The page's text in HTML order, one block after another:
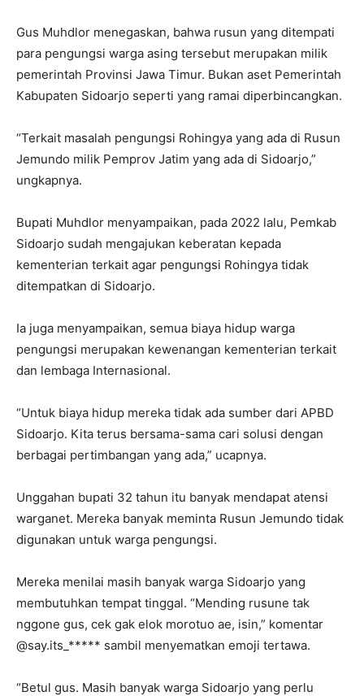
Gus Muhdlor menegaskan, bahwa rusun yang ditempati
para pengungsi warga asing tersebut merupakan milik
pemerintah Provinsi Jawa Timur. Bukan aset Pemerintah
Kabupaten Sidoarjo seperti yang ramai diperbincangkan.
“Terkait masalah pengungsi Rohingya yang ada di Rusun
Jemundo milik Pemprov Jatim yang ada di Sidoarjo,”
ungkapnya.
Bupati Muhdlor menyampaikan, pada 2022 lalu, Pemkab
Sidoarjo sudah mengajukan keberatan kepada
kementerian terkait agar pengungsi Rohingya tidak
ditempatkan di Sidoarjo.
Ia juga menyampaikan, semua biaya hidup warga
pengungsi merupakan kewenangan kementerian terkait
dan lembaga Internasional.
“Untuk biaya hidup mereka tidak ada sumber dari APBD
Sidoarjo. Kita terus bersama-sama cari solusi dengan
berbagai pertimbangan yang ada,” ucapnya.
Unggahan bupati 32 tahun itu banyak mendapat atensi
warganet. Mereka banyak meminta Rusun Jemundo tidak
digunakan untuk warga pengungsi.
Mereka menilai masih banyak warga Sidoarjo yang
membutuhkan tempat tinggal. “Mending rusune tak
nggone gus, cek gak elok morotuo ae, isin,” komentar
@say.its_***** sambil menyematkan emoji tertawa.
“Betul gus. Masih banyak warga Sidoarjo yang perlu